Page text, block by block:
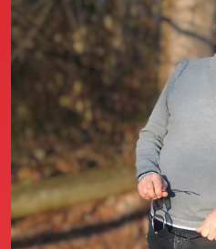
Le testimonianze
La fondatrice
Annunci Donne
Agenzia matrimoniale Club
Love Notebook
Il libro Donna di Cuori
Quanto costa Club di Più
Love Academy